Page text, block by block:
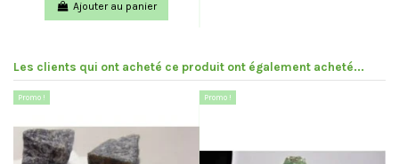
Ajouter au panier
Les clients qui ont acheté ce produit ont également acheté...
Promo ! Promo !